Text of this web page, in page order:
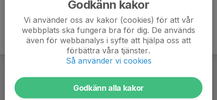
Godkänn kakor
Vi använder oss av kakor (cookies) för att vår
webbplats ska fungera bra för dig. De används
även för webbanalys i syfte att hjälpa oss att
förbättra våra tjänster.
Så använder vi cookies
Godkänn alla kakor